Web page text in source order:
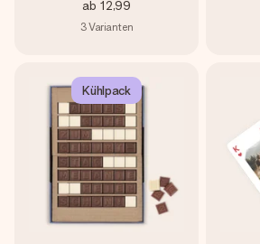
ab 12,99
3Varianten
Kühlpack